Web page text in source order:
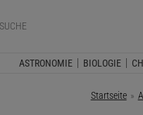
ASTRONOMIE BIOLOGIE
Startseite